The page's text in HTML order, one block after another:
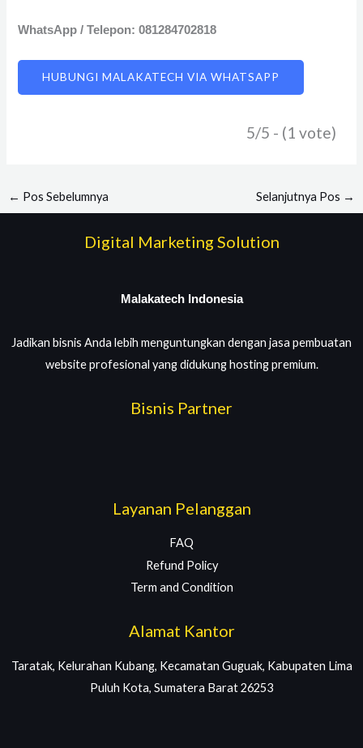
WhatsApp / Telepon: 081284702818
HUBUNGI MALAKATECH VIA WHATSAPP
5/5 - (1 vote)
← Pos Sebelumnya Selanjutnya Pos →
Digital Marketing Solution
Malakatech Indonesia
Jadikan bisnis Anda lebih menguntungkan dengan jasa pembuatan
website profesional yang didukung hosting premium.
Bisnis Partner
Layanan Pelanggan
FAQ
Refund Policy
Term and Condition
Alamat Kantor
Taratak, Kelurahan Kubang, Kecamatan Guguak, Kabupaten Lima
Puluh Kota, Sumatera Barat 26253